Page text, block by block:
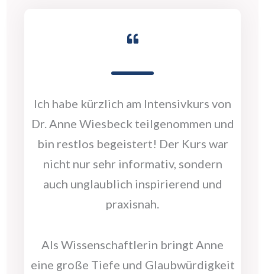
Ich habe kürzlich am Intensivkurs von
Dr. Anne Wiesbeck teilgenommen und
bin restlos begeistert! Der Kurs war
nicht nur sehr informativ, sondern
auch unglaublich inspirierend und
praxisnah.
Als Wissenschaftlerin bringt Anne
eine große Tiefe und Glaubwürdigkeit